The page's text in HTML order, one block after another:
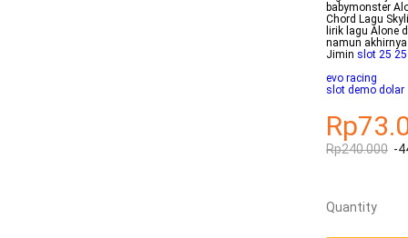
babymonster
Chord Lagu
lirik lagu Alone
namun
Jimin slot 25
evo racing
slot demo dolar
Rp240.000 -
Quantity